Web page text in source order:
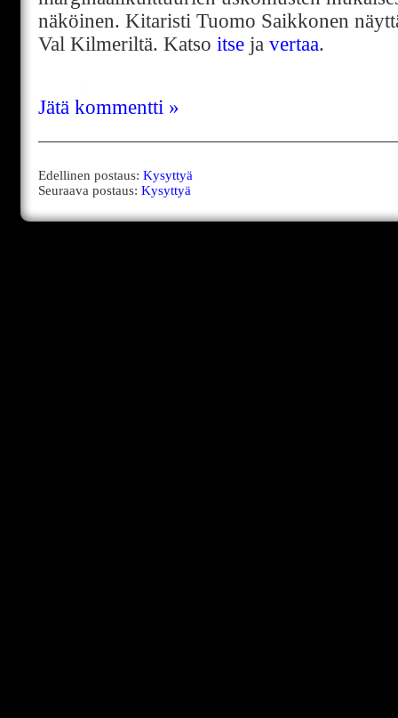
näköinen. Kitaristi Tuomo Saikkonen
Val Kilmeriltä. Katso itse ja vertaa.
Jätä kommentti »
Edellinen postaus: Kysyttyä
Seuraava postaus: Kysyttyä